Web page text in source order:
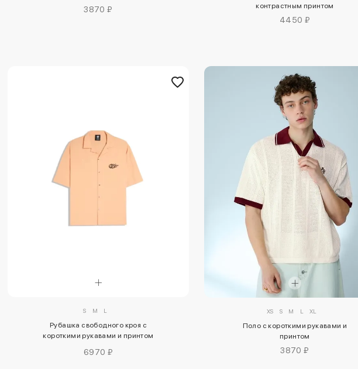
3870 ₽
контрастным принтом
4450 ₽
S M L
Рубашка свободного кроя с
короткими рукавами и принтом
6970 ₽
XS S M L XL
Поло с короткими рукавами и
принтом
3870 ₽